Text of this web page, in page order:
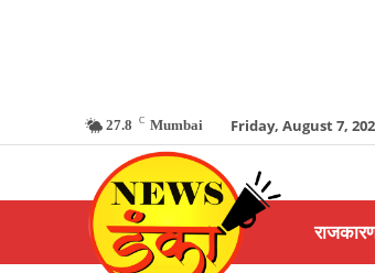
27.8 C Mumbai Friday, August 7,